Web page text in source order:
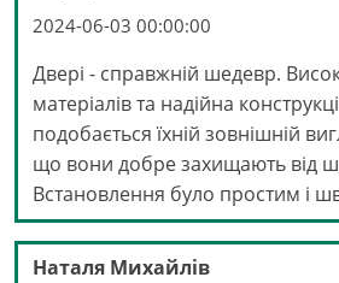
2024-06-03 00:00:00
Двері - справжній шедевр.
матеріалів та надійна
подобається їхній зовнішній
що вони добре захищають від
Встановлення було простим і
Наталя Михайлів